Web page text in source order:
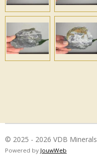
© 2025 - 2026 VDB Minerals
Powered by JouwWeb